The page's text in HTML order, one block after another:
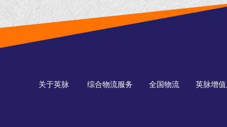
关于英脉 综合物流服务 全国物流 英脉增